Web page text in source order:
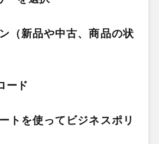
（新品や中古、商品の状
ード
トを使ってビジネスポリ